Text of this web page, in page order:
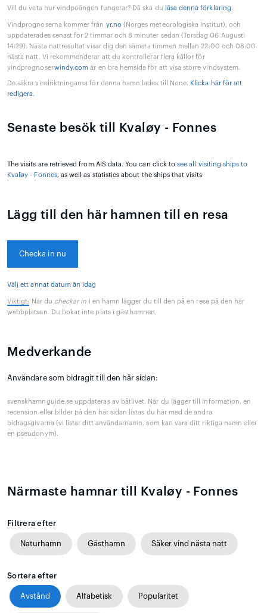
Vill du veta hur vindpoängen fungerar? Då ska du läsa denna förklaring.
Vindprognoserna kommer från yr.no (Norges meteorologiska institut), och
uppdaterades senast för 2 timmar och 8 minuter sedan (Torsdag 06 Augusti
14:29). Nästa nattresultat visar dig den sämsta timmen mellan 22:00 och 08:00
nästa natt. Vi rekommenderar att du kontrollerar flera källor för
vindprognoser.windy.com är en bra hemsida för att visa större vindsystem.
De säkra vindriktningarna för denna hamn lades till None. Klicka här för att
redigera.
Senaste besök till Kvaløy - Fonnes
The visits are retrieved from AIS data. You can click tosee all visiting ships to
Kvaløy - Fonnes, as well as statistics about the ships that visits
Lägg till den här hamnen till en resa
Checka in nu
Välj ett annat datum än idag
Viktigt: När du checkar in i en hamn lägger du till den på en resa på den här
webbplatsen. Du bokar inte plats i gästhamnen.
Medverkande
Användare som bidragit till den här sidan:
svenskhamnguide.se uppdateras av båtlivet. När du lägger till information, en
recension eller bilder på den här sidan listas du här med de andra
bidragsgivarna (vi listar ditt användarnamn, som kan vara ditt riktiga namn eller
en pseudonym).
Närmaste hamnar till Kvaløy - Fonnes
Filtrera efter
Naturhamn Gästhamn Säker vind nästa natt
Sortera efter
Avstånd Alfabetisk Popularitet